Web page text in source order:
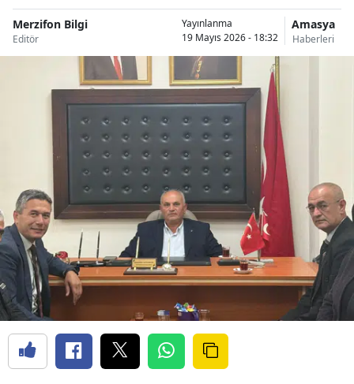
Merzifon Bilgi
Editör
Yayınlanma
19 Mayıs 2026 - 18:32
Amasya
Haberleri